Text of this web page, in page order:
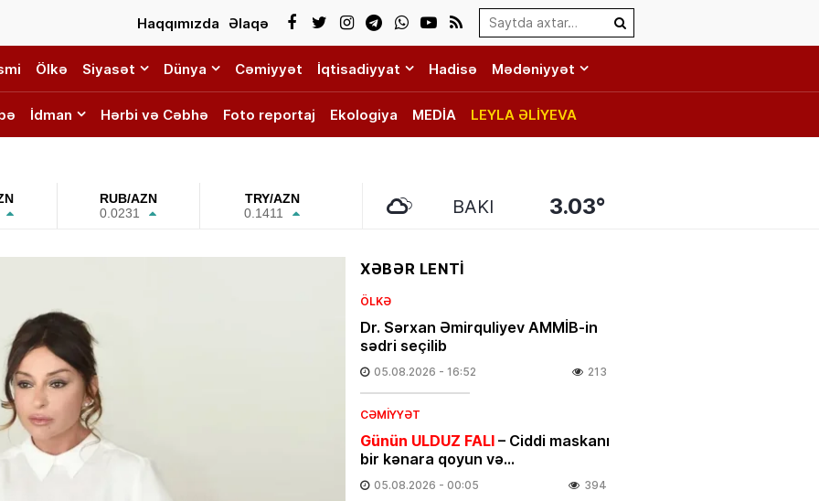
Search…
Haqqımızda Əlaqə
Ölkə Siyasət Dünya Cəmiyyət İqtisadiyyat Hadisə Mədəniyyət
İdman Hərbi və Cəbhə Foto reportaj Ekologiya MEDİA LEYLA ƏLİYEVA
RUB/AZN
0.0231
TRY/AZN
0.1411
BAKI 3.03°
XƏBƏR LENTİ
ÖLKƏ
Dr. Sərxan Əmirquliyev AMMİB-in
sədri seçilib
05.08.2026 - 16:52 213
CƏMIYYƏT
Günün ULDUZ FALI– Ciddi maskanı
bir kənara qoyun və…
05.08.2026 - 00:05 394